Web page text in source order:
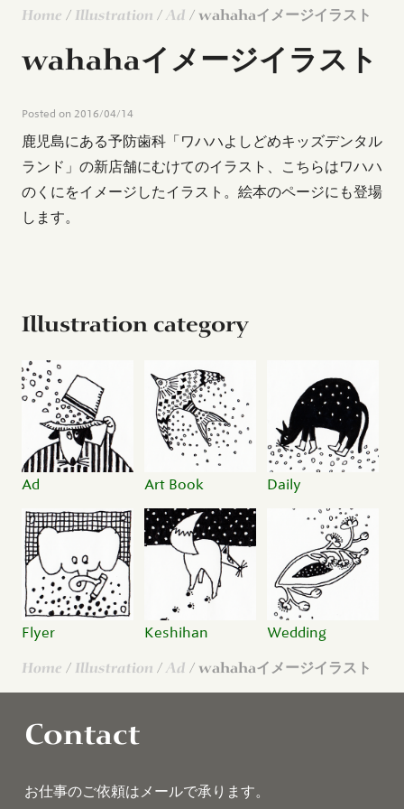
Home / Illustration / Ad / wahahaイメージイラスト
wahahaイメージイラスト
Posted on 2016/04/14
鹿児島にある予防歯科「ワハハよしどめキッズデンタル
ランド」の新店舗にむけてのイラスト、こちらはワハハ
のくにをイメージしたイラスト。絵本のページにも登場
します。
Illustration category
Ad Art Book Daily
Flyer Keshihan Wedding
Home / Illustration / Ad / wahahaイメージイラスト
Contact
お仕事のご依頼はメールで承ります。